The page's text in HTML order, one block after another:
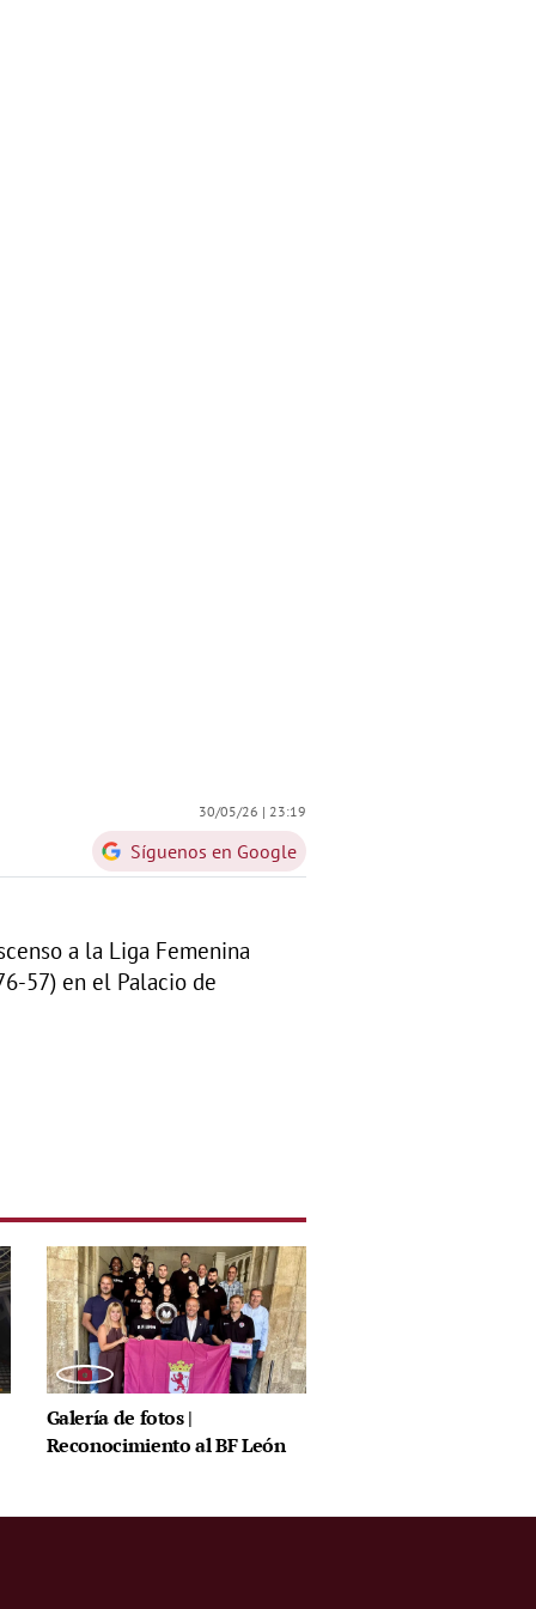
30/05/26 | 23:19
Síguenos en Google
a la Liga Femenina
57) en el Palacio de
Galería de fotos |
Reconocimiento al BF León